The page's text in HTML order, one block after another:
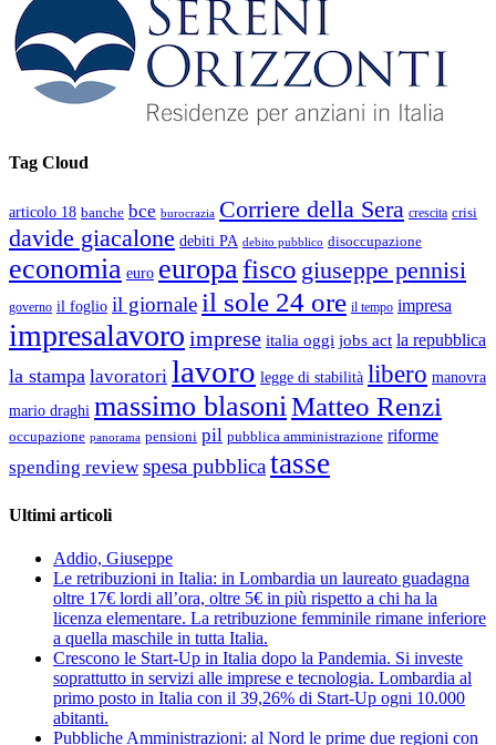
Tag Cloud
articolo 18 banche bce burocrazia Corriere della Sera crescita crisi
davide giacalone debiti PA debito pubblico disoccupazione
economia euro europafisco giuseppe pennisi
governo il foglio il giornale il sole 24 ore il tempo impresa
impresalavoro imprese italia oggi jobs act la repubblica
la stampa lavoratori lavoro legge di stabilità libero manovra
mario draghi massimo blasoniMatteo Renzi
occupazione panorama pensioni pil pubblica amministrazione riforme
spending review spesa pubblicatasse
Ultimi articoli
Addio, Giuseppe
Le retribuzioni in Italia: in Lombardia un laureato guadagna
oltre 17€ lordi all’ora, oltre 5€ in più rispetto a chi ha la
licenza elementare. La retribuzione femminile rimane inferiore
a quella maschile in tutta Italia.
Crescono le Start-Up in Italia dopo la Pandemia. Si investe
soprattutto in servizi alle imprese e tecnologia. Lombardia al
primo posto in Italia con il 39,26% di Start-Up ogni 10.000
abitanti.
Pubbliche Amministrazioni: al Nord le prime due regioni con